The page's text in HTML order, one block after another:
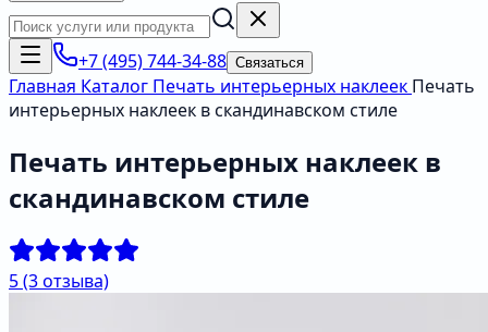
+7 (495) 744-34-88 Связаться
Главная Каталог Печать интерьерных наклеек Печать
интерьерных наклеек в скандинавском стиле
Печать интерьерных наклеек в
скандинавском стиле
5(3 отзыва)